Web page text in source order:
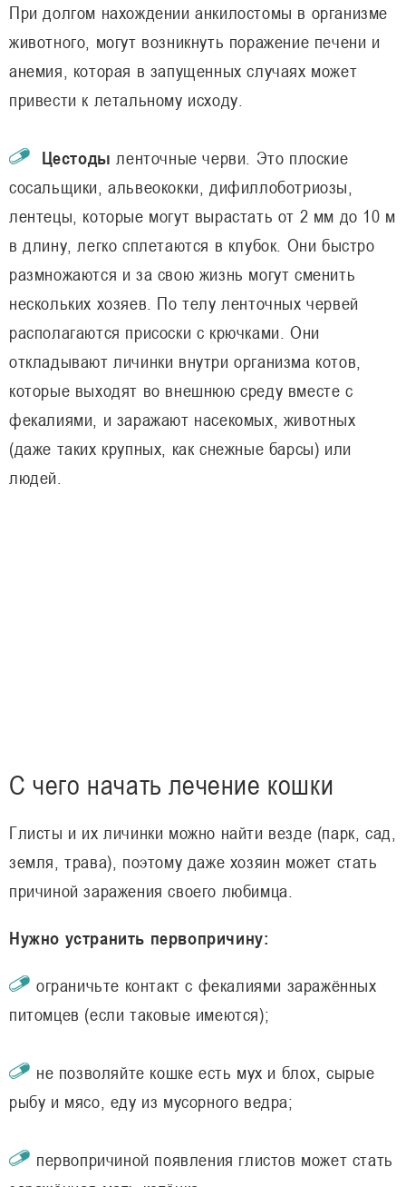
При долгом нахождении анкилостомы в организме
животного, могут возникнуть поражение печени и
анемия, которая в запущенных случаях может
привести к летальному исходу.
Цестоды ленточные черви. Это плоские
сосальщики, альвеококки, дифиллоботриозы,
лентецы, которые могут вырастать от 2 мм до 10 м
в длину, легко сплетаются в клубок. Они быстро
размножаются и за свою жизнь могут сменить
нескольких хозяев. По телу ленточных червей
располагаются присоски с крючками. Они
откладывают личинки внутри организма котов,
которые выходят во внешнюю среду вместе с
фекалиями, и заражают насекомых, животных
(даже таких крупных, как снежные барсы) или
людей.
С чего начать лечение кошки
Глисты и их личинки можно найти везде (парк, сад,
земля, трава), поэтому даже хозяин может стать
причиной заражения своего любимца.
Нужно устранить первопричину:
ограничьте контакт с фекалиями заражённых
питомцев (если таковые имеются);
не позволяйте кошке есть мух и блох, сырые
рыбу и мясо, еду из мусорного ведра;
первопричиной появления глистов может стать